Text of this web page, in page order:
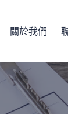
關於我們